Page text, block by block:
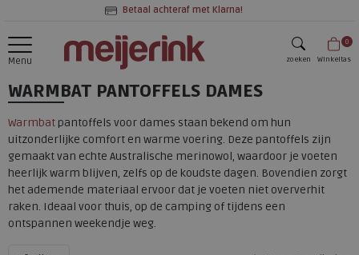
Betaal achteraf met Klarna!
Menu zoeken
0
Winkeltas
WARMBAT PANTOFFELS DAMES
Warmbat pantoffels voor dames staan bekend om hun
uitzonderlijke comfort en warme voering. Deze pantoffels zijn
gemaakt van echte Australische merinowol, waardoor je voeten
heerlijk warm blijven, zelfs op de koudste dagen. Bovendien zorgt
het ademende materiaal ervoor dat je voeten niet oververhit
raken. Ideaal voor thuis, op de camping of tijdens een
ontspannen weekendje weg.